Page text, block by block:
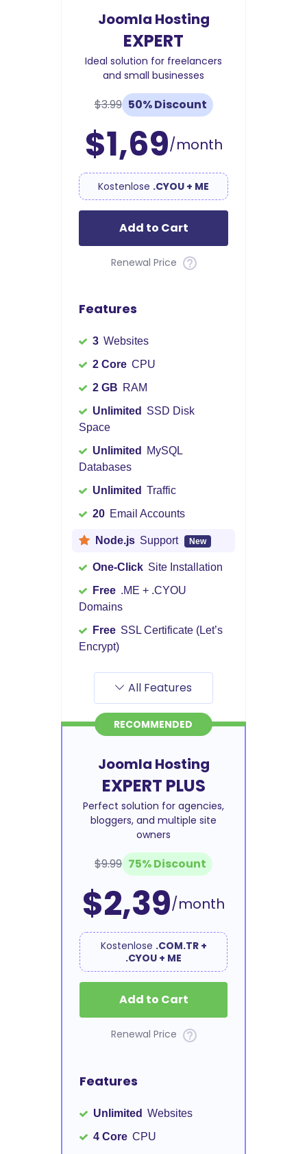
Joomla Hosting
EXPERT
Ideal solution for freelancers
and small businesses
$3.99 50% Discount
$1,69/month
Kostenlose .CYOU + ME
Add to Cart
Renewal Price
Features
3 Websites
2 Core CPU
2 GB RAM
Unlimited
SSD Disk
Space
Unlimited
MySQL
Databases
Unlimited Traffic
20 Email Accounts
Node.js Support New
One-Click Site Installation
Free .ME + .CYOU
Domains
Free SSL Certificate (Let’s
Encrypt)
All Features
RECOMMENDED
Joomla Hosting
EXPERT PLUS
Perfect solution for agencies,
bloggers, and multiple site
owners
$9.99 75% Discount
$2,39/month
Kostenlose .COM.TR +
.CYOU + ME
Add to Cart
Renewal Price
Features
Unlimited Websites
4 Core CPU